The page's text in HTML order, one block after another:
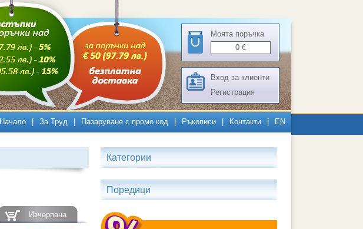
Моята поръчка
0 €
Вход за клиенти
Регистрация
Начало За Труд Пазаруване с промо код Ръкописи Контакти EN
Изчерпана
Категории
Поредици